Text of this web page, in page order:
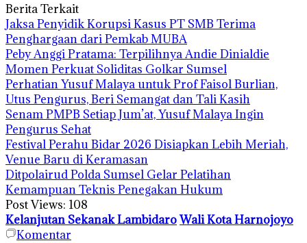
Berita Terkait
Jaksa Penyidik Korupsi Kasus PT SMB Terima
Penghargaan dari Pemkab MUBA
Peby Anggi Pratama: Terpilihnya Andie Dinialdie
Momen Perkuat Soliditas Golkar Sumsel
Perhatian Yusuf Malaya untuk Prof Faisol Burlian,
Utus Pengurus, Beri Semangat dan Tali Kasih
Senam PMPB Setiap Jum’at, Yusuf Malaya Ingin
Pengurus Sehat
Festival Perahu Bidar 2026 Disiapkan Lebih Meriah,
Venue Baru di Keramasan
Ditpolairud Polda Sumsel Gelar Pelatihan
Kemampuan Teknis Penegakan Hukum
Post Views: 108
Kelanjutan Sekanak LambidaroWali Kota Harnojoyo
Komentar